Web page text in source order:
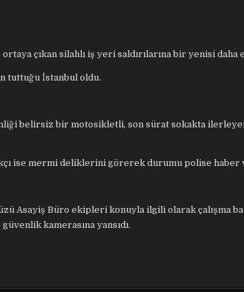
çıkan silahlı iş yeri saldırılarına bir yenisi daha
tuttuğu İstanbul oldu.
belirsiz bir motosikletli, son sürat sokakta
ise mermi deliklerini görerek durumu polise haber
Asayiş Büro ekipleri konuyla ilgili olarak çalışma
kamerasına yansıdı.